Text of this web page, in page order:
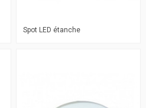
Spot LED étanche